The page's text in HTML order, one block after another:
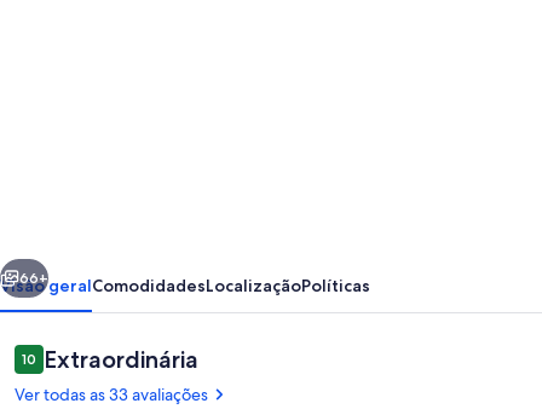
-
pool,
tennis,
sunset
Próximo
66+
Visão geralComodidadesLocalizaçãoPolíticas
Avaliações
1010 de 10
Extraordinária
Ver todas as 33 avaliações